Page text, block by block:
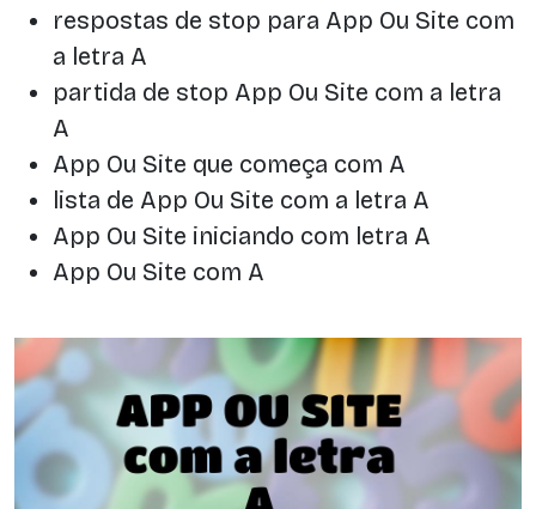
respostas de stop para App Ou Site com
a letra A
partida de stop App Ou Site com a letra
A
App Ou Site que começa com A
lista de App Ou Site com a letra A
App Ou Site iniciando com letra A
App Ou Site com A